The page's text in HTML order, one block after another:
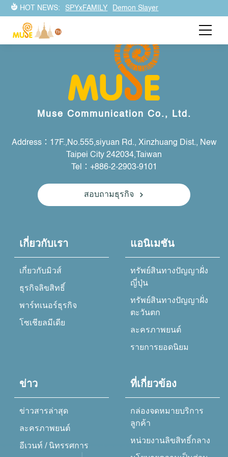
HOT NEWS: SPYxFAMILY Demon Slayer
Muse Communication Co., Ltd.
Address：17F.,No.555,siyuan Rd., Xinzhuang Dist., New
Taipei City 242034,Taiwan
Tel：+886-2-2903-9101
สอบถามธุรกิจ
เกี่ยวกับเรา
เกี่ยวกับมิวส์
ธุรกิจลิขสิทธิ์
พาร์ทเนอร์ธุรกิจ
โซเชียลมีเดีย
แอนิเมชัน
ทรัพย์สินทางปัญญาฝั่ง
ญี่ปุ่น
ทรัพย์สินทางปัญญาฝั่ง
ตะวันตก
ละครภาพยนต์
รายการยอดนิยม
ข่าว
ข่าวสารล่าสุด
ละครภาพยนต์
อีเวนท์ / นิทรรศการ
ที่เกี่ยวข้อง
กล่องจดหมายบริการ
ลูกค้า
หน่วยงานลิขสิทธิ์กลาง